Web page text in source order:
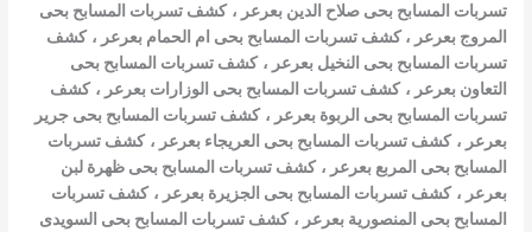
تسربات المسابح بحى صلاح الدين بعرعر ، كشف تسربات المسابح بحى
المروج بعرعر ،كشف تسربات المسابح بحى ام الحمام بعرعر ، كشف
تسربات المسابح بحى النخيل بعرعر ، كشف تسربات المسابح بحى
التعاون بعرعر ، كشف تسربات المسابح بحى الوزارات بعرعر ، كشف
تسربات المسابح بحى الربوة بعرعر ، كشف تسربات المسابح بحى جرير
بعرعر ، كشف تسربات المسابح بحى العريجاء بعرعر ، كشف تسربات
المسابح بحى المربع بعرعر ، كشف تسربات المسابح بحى ظهرة لبن
بعرعر ، كشف تسربات المسابح بحى الجزيرة بعرعر ، كشف تسربات
المسابح بحى المنصورية بعرعر ، كشف تسربات المسابح بحى السويدى